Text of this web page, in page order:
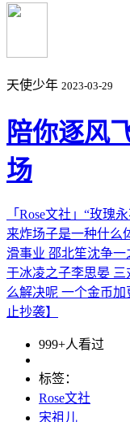
天使少年 2023-03-29
陪你逐风
场
「Rose文社」“玫瑰
来炸场子是一种什么
滑事业 邵北笙沈争
于冰凌之子李思晏
么解决呢 一个金币加
止抄袭】
999+人看过
标签：
Rose文社
宋祖儿